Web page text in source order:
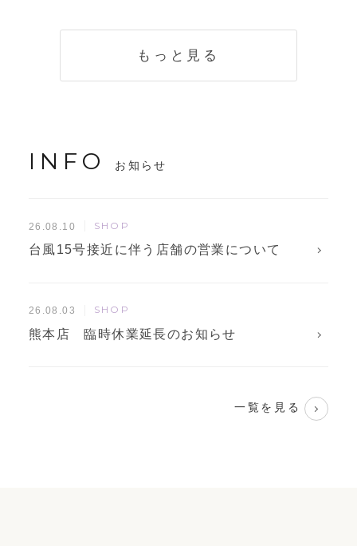
もっと見る
INFO お知らせ
26.08.10 SHOP
台風15号接近に伴う店舗の営業について
26.08.03 SHOP
熊本店 臨時休業延長のお知らせ
一覧を見る